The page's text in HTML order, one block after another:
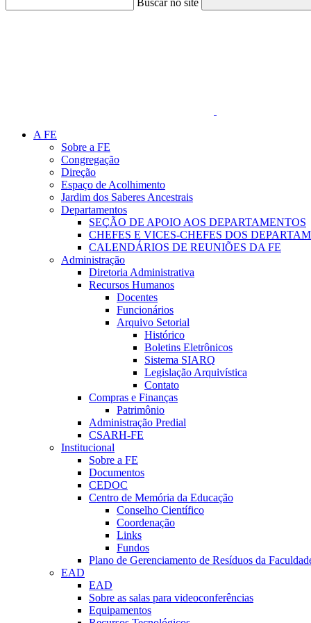
Buscar no site
A FE
Sobre a FE
Congregação
Direção
Espaço de Acolhimento
Jardim dos Saberes Ancestrais
Departamentos
SEÇÃO DE APOIO AOS DEPARTAMENTOS
CHEFES E VICES-CHEFES DOS
CALENDÁRIOS DE REUNIÕES DA FE
Administração
Diretoria Administrativa
Recursos Humanos
Docentes
Funcionários
Arquivo Setorial
Histórico
Boletins Eletrônicos
Sistema SIARQ
Legislação Arquivística
Contato
Compras e Finanças
Patrimônio
Administração Predial
CSARH-FE
Institucional
Sobre a FE
Documentos
CEDOC
Centro de Memória da Educação
Conselho Científico
Coordenação
Links
Fundos
Plano de Gerenciamento de Resíduos da
EAD
EAD
Sobre as salas para videoconferências
Equipamentos